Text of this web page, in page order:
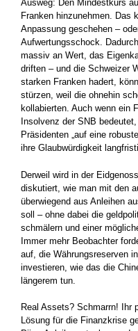
Ausweg: Den Mindestkurs
Franken hinzunehmen. Das
Anpassung geschehen –
Aufwertungsschock.
massiv an Wert, das
driften – und die Schweizer
starken Franken hadert,
stürzen, weil die ohnehin
kollabierten. Auch wenn ein
Insolvenz der SNB
Präsidenten „auf eine
ihre Glaubwürdigkeit
Derweil wird in der
diskutiert, wie man mit den
überwiegend aus Anleihen
soll – ohne dabei die
schmälern und einer
Immer mehr Beobachter
auf, die Währungsreserven
investieren, wie das die
längerem tun.
Real Assets? Schmarrn! Ihr
Lösung für die Finanzkrise